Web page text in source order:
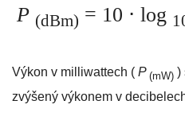
P (dBm) = 10 ⋅ log
Výkon v milliwattech ( P (mW) )
zvýšený výkonem v